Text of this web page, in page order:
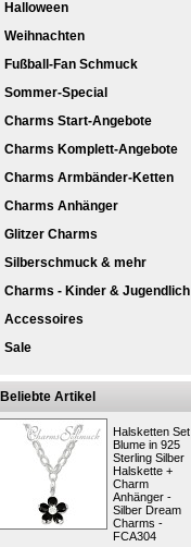
Halloween
Weihnachten
Fußball-Fan Schmuck
Sommer-Special
Charms Start-Angebote
Charms Komplett-Angebote
Charms Armbänder-Ketten
Charms Anhänger
Glitzer Charms
Silberschmuck & mehr
Charms - Kinder & Jugendlich
Accessoires
Sale
Beliebte Artikel
Halsketten Set
Blume in 925
Sterling Silber
Halskette +
Charm
Anhänger -
Silber Dream
Charms -
FCA304